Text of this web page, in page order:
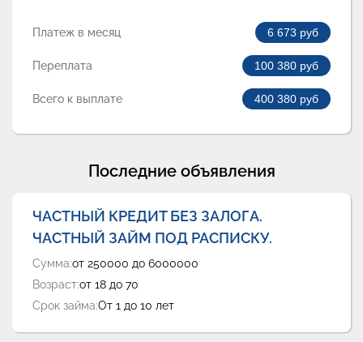
Платеж в месяц 6 673 руб
Переплата 100 380 руб
Всего к выплате 400 380 руб
Последние объявления
ЧАСТНЫЙ КРЕДИТ БЕЗ ЗАЛОГА.
ЧАСТНЫЙ ЗАЙМ ПОД РАСПИСКУ.
Сумма:от 250000 до 6000000
Возраст:от 18 до 70
Срок займа:От 1 до 10 лет